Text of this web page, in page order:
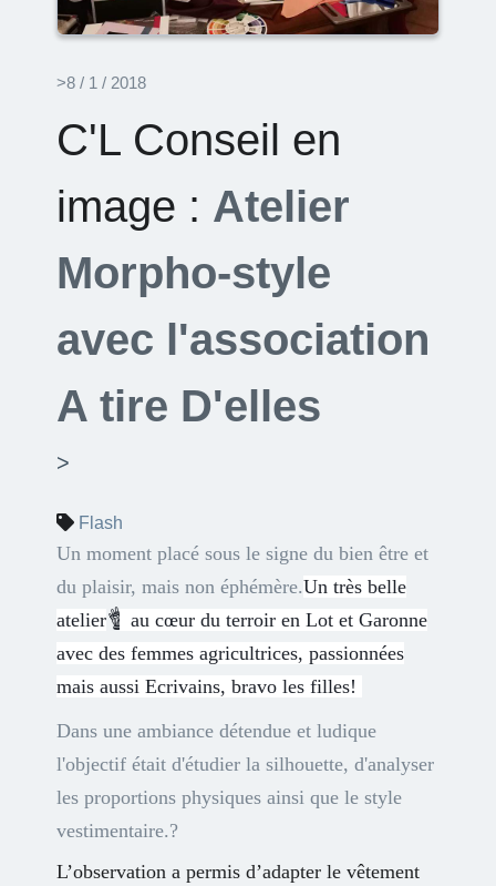
>8 / 1 / 2018
C'L Conseil en
image : Atelier
Morpho-style
avec l'association
A tire D'elles
>
Flash
Un moment placé sous le signe du bien être et
du plaisir, mais non éphémère.Un très belle
atelier👌
👕
👚
👛
👗
👠
au cœur du terroir en Lot et Garonne
avec des femmes agricultrices, passionnées
mais aussi Ecrivains, bravo les filles!
Dans une ambiance détendue et ludique
l'objectif était d'étudier la silhouette, d'analyser
les proportions physiques ainsi que le style
vestimentaire.?
L’observation a permis d’adapter le vêtement